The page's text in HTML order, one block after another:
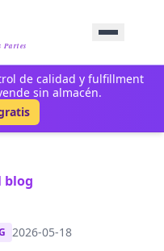
Partes
de calidad y fulfillment
sin almacén.
blog
2026-05-18